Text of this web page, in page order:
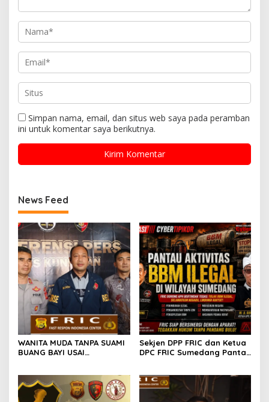
Simpan nama, email, dan situs web saya pada peramban
ini untuk komentar saya berikutnya.
News Feed
WANITA MUDA TANPA SUAMI
BUANG BAYI USAI
Sekjen DPP FRIC dan Ketua
DPC FRIC Sumedang Pantau
Sumedang, Minta APH
Bertindak Tegas